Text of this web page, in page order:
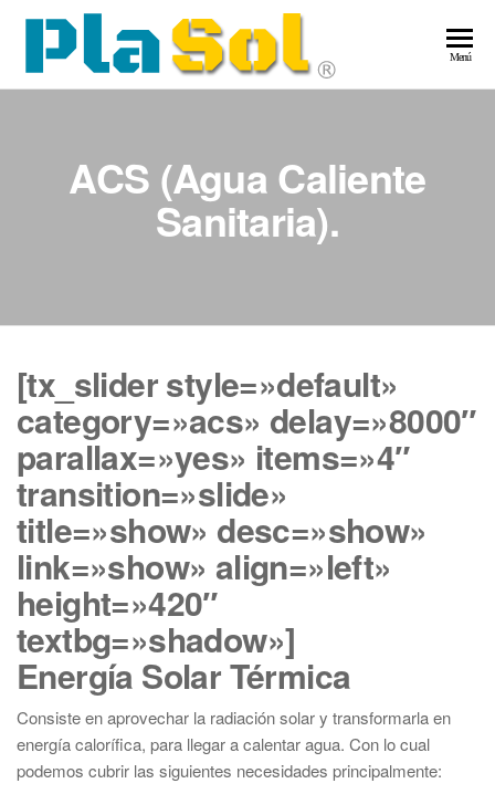
contenido
–
Energía
Menú
ACS (Agua Caliente
Sanitaria).
[tx_slider style=»default»
category=»acs» delay=»8000″
parallax=»yes» items=»4″
transition=»slide»
title=»show» desc=»show»
link=»show» align=»left»
height=»420″
textbg=»shadow»]
Energía Solar Térmica
Consiste en aprovechar la radiación solar y transformarla en
energía calorífica, para llegar a calentar agua. Con lo cual
podemos cubrir las siguientes necesidades principalmente: